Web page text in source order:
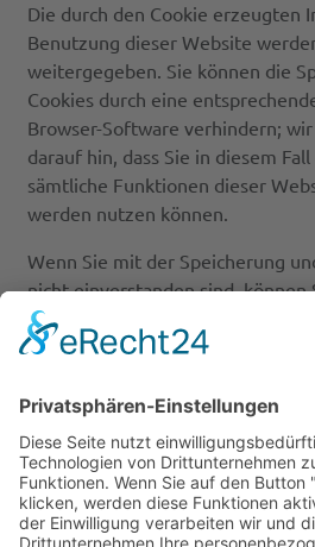
Die durch den Cookie erzeugten
Benutzung dieser Website
weitergegeben. Sie können die
Cookies durch eine
Browser-Software verhindern;
darauf hin, dass Sie in diesem
sämtliche Funktionen dieser
werden nutzen können.
Wenn Sie mit der Speicherung
nicht einverstanden sind, können
und Nutzung hier deaktivieren. In
Ihrem Browser ein Opt-Out-
Wenn Sie Ihre Cookies löschen,
auch das Matomo Opt-Out-Cookie
Opt-Out muss bei einem
wieder aktiviert werden.